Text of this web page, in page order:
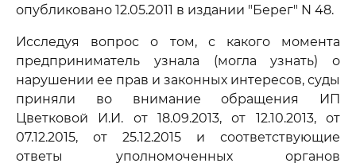
опубликовано 12.05.2011 в издании "Берег" N 48.
Исследуя вопрос о том, с какого момента
предприниматель узнала (могла узнать) о
нарушении ее прав и законных интересов, суды
приняли во внимание обращения ИП
Цветковой И.И. от 18.09.2013, от 12.10.2013, от
07.12.2015, от 25.12.2015 и соответствующие
ответы уполномоченных органов